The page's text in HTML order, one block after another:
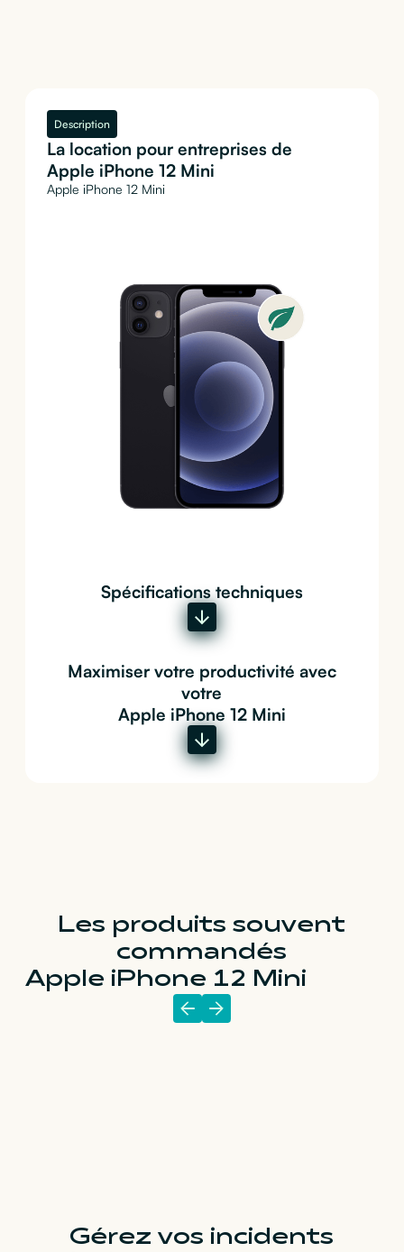
Description
La location pour entreprises de
Apple iPhone 12 Mini
Apple iPhone 12 Mini
Spécifications techniques
Maximiser votre productivité avec
votre
Apple iPhone 12 Mini
Les produits souvent
commandés
Apple iPhone 12 Mini
Gérez vos incidents